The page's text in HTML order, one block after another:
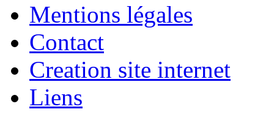
Mentions légales
Contact
Creation site internet
Liens